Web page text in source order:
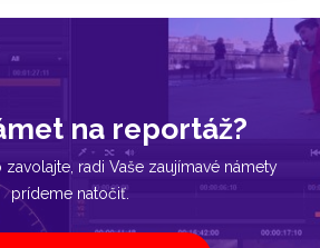
na reportáž?
zavolajte, radi Vaše zaujímavé námety
prídeme natočiť.